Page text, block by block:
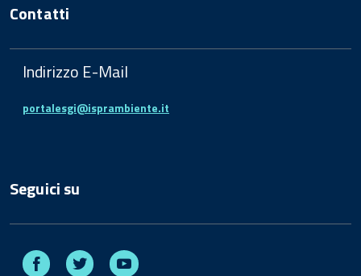
Contatti
Indirizzo E-Mail
portalesgi@isprambiente.it
Seguici su
Facebook Twitter